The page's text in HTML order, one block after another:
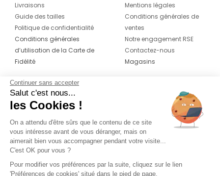
Livraisons
Guide des tailles
Politique de confidentialité
Conditions générales
d’utilisation de la Carte de
Fidélité
Mentions légales
Conditions générales de
ventes
Notre engagement RSE
Contactez-nous
Magasins
CONTACT
04 42 20 78 42
Du lundi au jeudi de 8h30 à 16h30 & le
vendredi de 8h30 à 15h30
Continuer sans accepter
Salut c'est nous...
les Cookies !
On a attendu d'être sûrs que le contenu de ce site
vous intéresse avant de vous déranger, mais on
aimerait bien vous accompagner pendant votre visite...
C'est OK pour vous ?
Pour modifier vos préférences par la suite, cliquez sur le lien
'Préférences de cookies' situé dans le pied de page.